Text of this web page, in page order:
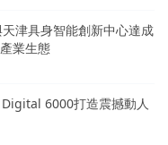
津具身智能創新中心達成
業生態
6000打造震撼動人